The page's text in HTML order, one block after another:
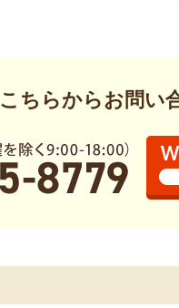
こちらからお問い